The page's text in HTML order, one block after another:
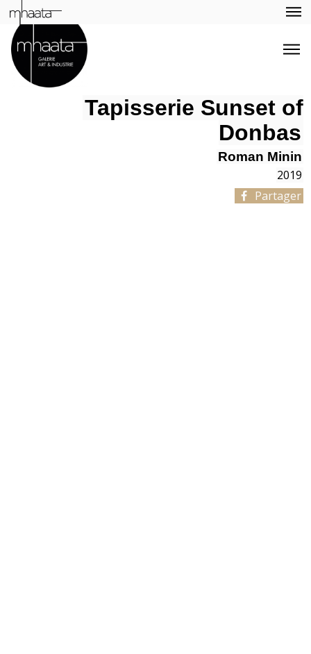
Tapisserie Sunset of
Donbas
Roman Minin
2019
Partager